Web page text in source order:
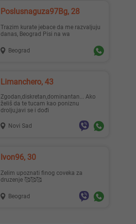
Poslusnaguza97Bg, 28
Trazim kurate jebace da me razvaljuju
danas, Beograd Pisi na wa
Beograd
Limanchero, 43
Zgodan,diskretan,dominantan... Ako
želiš da te tucam kao poniznu
drolju,javi se i dođi
Novi Sad
Ivon96, 30
Zelim upoznati finog coveka za
druzenje 🥰🥰🥰
Beograd